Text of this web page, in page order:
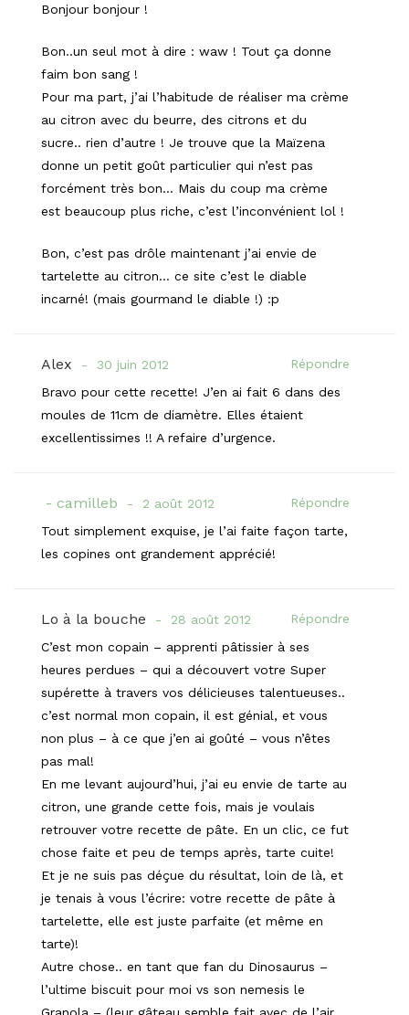
Bonjour bonjour !
Bon..un seul mot à dire : waw ! Tout ça donne
faim bon sang !
Pour ma part, j’ai l’habitude de réaliser ma crème
au citron avec du beurre, des citrons et du
sucre.. rien d’autre ! Je trouve que la Maïzena
donne un petit goût particulier qui n’est pas
forcément très bon… Mais du coup ma crème
est beaucoup plus riche, c’est l’inconvénient lol !
Bon, c’est pas drôle maintenant j’ai envie de
tartelette au citron… ce site c’est le diable
incarné! (mais gourmand le diable !) :p
Alex 30 juin 2012
Répondre
Bravo pour cette recette! J’en ai fait 6 dans des
moules de 11cm de diamètre. Elles étaient
excellentissimes !! A refaire d’urgence.
camilleb 2 août 2012
Répondre
Tout simplement exquise, je l’ai faite façon tarte,
les copines ont grandement apprécié!
Lo à la bouche 28 août 2012
Répondre
C’est mon copain – apprenti pâtissier à ses
heures perdues – qui a découvert votre Super
supérette à travers vos délicieuses talentueuses..
c’est normal mon copain, il est génial, et vous
non plus – à ce que j’en ai goûté – vous n’êtes
pas mal!
En me levant aujourd’hui, j’ai eu envie de tarte au
citron, une grande cette fois, mais je voulais
retrouver votre recette de pâte. En un clic, ce fut
chose faite et peu de temps après, tarte cuite!
Et je ne suis pas déçue du résultat, loin de là, et
je tenais à vous l’écrire: votre recette de pâte à
tartelette, elle est juste parfaite (et même en
tarte)!
Autre chose.. en tant que fan du Dinosaurus –
l’ultime biscuit pour moi vs son nemesis le
Granola – (leur gâteau semble fait avec de l’air…